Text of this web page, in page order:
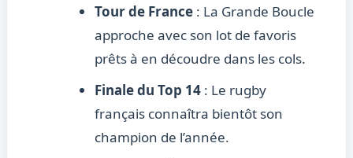
Tour de France: La Grande Boucle
approche avec son lot de favoris
prêts à en découdre dans les cols.
Finale du Top 14: Le rugby
français connaîtra bientôt son
champion de l’année.